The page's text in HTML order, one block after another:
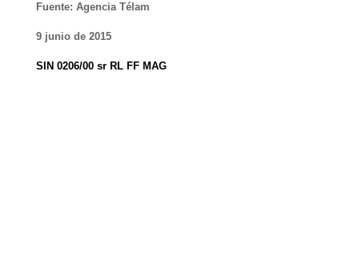
Fuente: Agencia Télam
9 junio de 2015
SIN 0206/00 sr RL FF MAG